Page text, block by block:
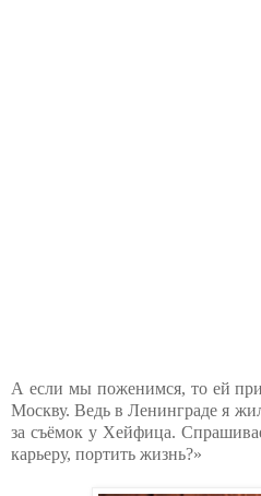
А если мы поженимся, то ей
Москву. Ведь в Ленинграде я
за съёмок у Хейфица.
карьеру, портить жизнь?»